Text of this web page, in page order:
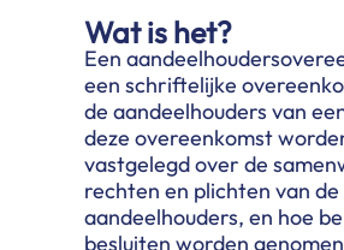
Wat is het?
Een
een schriftelijke
de aandeelhouders van
deze overeenkomst
vastgelegd over de
rechten en plichten van de
aandeelhouders, en hoe
besluiten worden